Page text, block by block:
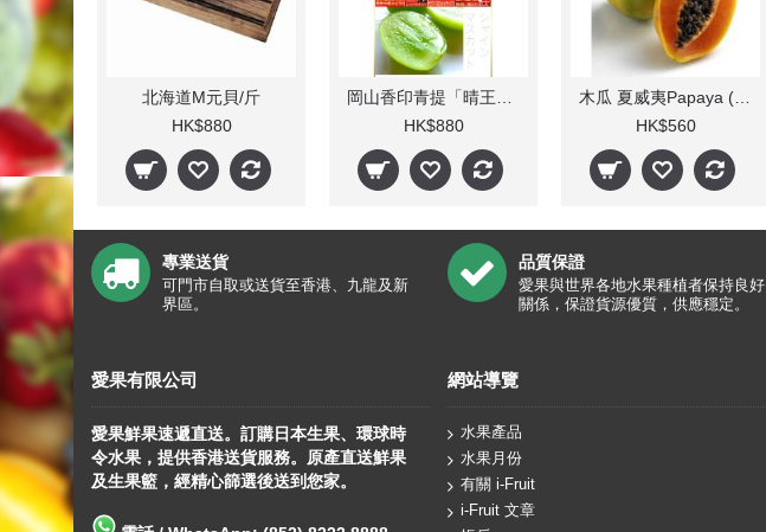
北海道M元貝/斤
HK$880
HK$880
HK$560
專業送貨
可門市自取或送貨至香港、九龍及新
界區。
品質保證
愛果與世界各地水果種植者保持良好
關係，保證貨源優質，供應穩定。
愛果有限公司
愛果鮮果速遞直送。訂購日本生果、 環球時
令水果，提供香港送貨服務。原產直送鮮果
及生果籃，經精心篩選後送到您家。
網站導覽
水果產品
水果月份
有關 i-Fruit
i-Fruit 文章